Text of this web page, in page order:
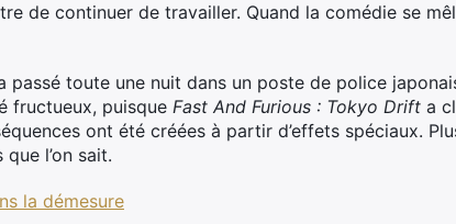
de continuer de travailler. Quand la comédie se
passé toute une nuit dans un poste de police
fructueux, puisque Fast And Furious : Tokyo Drift a
ont été créées à partir d’effets spéciaux.
l’on sait.
la démesure